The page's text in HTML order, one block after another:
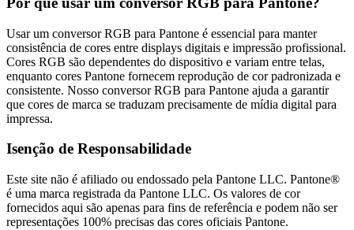
Usar um conversor RGB para Pantone é essencial para manter
consistência de cores entre displays digitais e impressão profissional.
Cores RGB são dependentes do dispositivo e variam entre telas,
enquanto cores Pantone fornecem reprodução de cor padronizada e
consistente. Nosso conversor RGB para Pantone ajuda a garantir
que cores de marca se traduzam precisamente de mídia digital para
impressa.
Isenção de Responsabilidade
Este site não é afiliado ou endossado pela Pantone LLC. Pantone®
é uma marca registrada da Pantone LLC. Os valores de cor
fornecidos aqui são apenas para fins de referência e podem não ser
representações 100% precisas das cores oficiais Pantone.